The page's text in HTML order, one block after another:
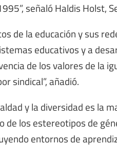
señaló Haldis Holst,
de la educación y sus
educativos y a
de los valores de la
sindical”, añadió.
y la diversidad es la
de los estereotipos de
entornos de